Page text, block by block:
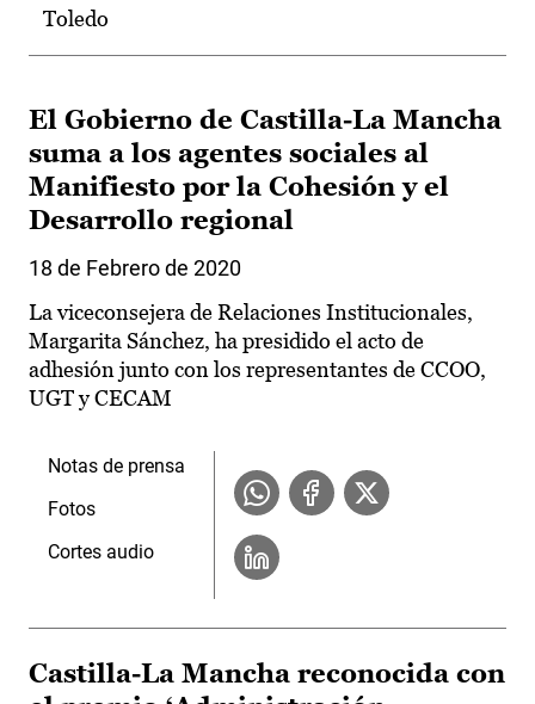
Toledo
El Gobierno de Castilla-La Mancha
suma a los agentes sociales al
Manifiesto por la Cohesión y el
Desarrollo regional
18 de Febrero de 2020
La viceconsejera de Relaciones Institucionales,
Margarita Sánchez, ha presidido el acto de
adhesión junto con los representantes de CCOO,
UGT y CECAM
Notas de prensa
Fotos
Cortes audio
Castilla-La Mancha reconocida con